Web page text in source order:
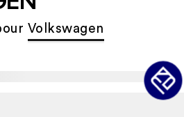
Volkswagen